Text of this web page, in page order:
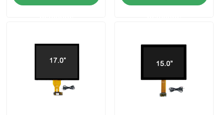
Produits
Écran d'écran tactile